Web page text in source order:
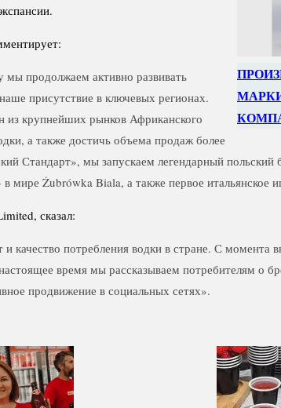
продолжаем активно развивать
присутствие в ключевых регионах.
крупнейших рынков Африканского
а также достичь объема продаж более
Стандарт», мы запускаем легендарный польский
Żubrówka Biala, а также первое итальянское
сказал:
потребления водки в стране. С момента
время мы рассказываем потребителям о
продвижение в социальных сетях».